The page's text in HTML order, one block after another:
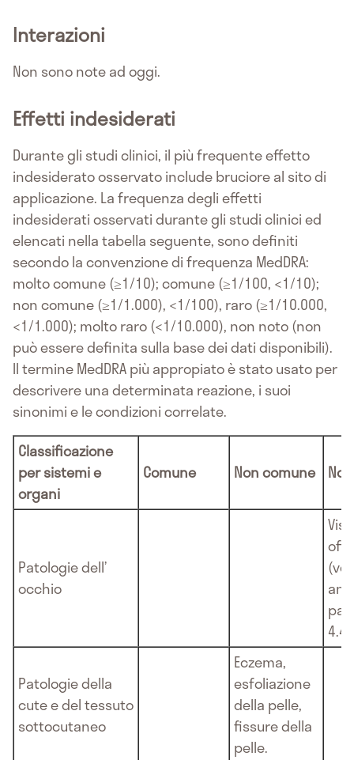
Interazioni
Non sono note ad oggi.
Effetti indesiderati
Durante gli studi clinici, il più frequente effetto
indesiderato osservato include bruciore al sito di
applicazione. La frequenza degli effetti
indesiderati osservati durante gli studi clinici ed
elencati nella tabella seguente, sono definiti
secondo la convenzione di frequenza MedDRA:
molto comune (≥1/10); comune (≥1/100, <1/10);
non comune (≥1/1.000), <1/100), raro (≥1/10.000,
<1/1.000); molto raro (<1/10.000), non noto (non
può essere definita sulla base dei dati disponibili).
Il termine MedDRA più appropiato è stato usato per
descrivere una determinata reazione, i suoi
sinonimi e le condizioni correlate.
Classificazione
per sistemi e
organi
Comune Non comune
Patologie dell’
occhio
4.4)
Patologie della
cute e del tessuto
sottocutaneo
Eczema,
esfoliazione
della pelle,
fissure della
pelle.